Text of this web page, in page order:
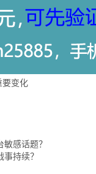
要变化
感话题？
持续？